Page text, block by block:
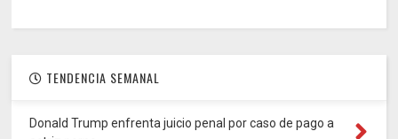
TENDENCIA SEMANAL
Donald Trump enfrenta juicio penal por caso de pago a